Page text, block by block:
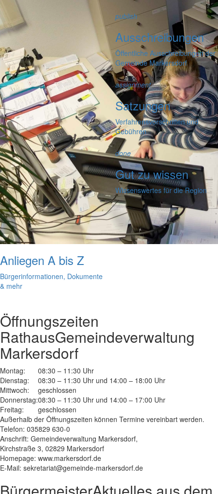
Anliegen A bis Z
Bürgerinformationen, Dokumente
& mehr
publish
Ausschreibungen
Öffentliche Ausschreibungen der
Gemeinde Markersdorf
assignment
Satzungen
Verfahrensvorschriften und
Gebühren
done
Gut zu wissen
Wissenswertes für die Region
Öffnungszeiten
RathausGemeindeverwaltung
Markersdorf
Montag:
08:30 – 11:30 Uhr
Dienstag:
08:30 – 11:30 Uhr und 14:00 – 18:00 Uhr
Mittwoch:
geschlossen
Donnerstag:08:30 – 11:30 Uhr und 14:00 – 17:00 Uhr
Freitag:
geschlossen
Außerhalb der Öffnungszeiten können Termine vereinbart werden.
Telefon: 035829 630-0
Anschrift: Gemeindeverwaltung Markersdorf,
Kirchstraße 3, 02829 Markersdorf
Homepage: www.markersdorf.de
E-Mail: sekretariat@gemeinde-markersdorf.de